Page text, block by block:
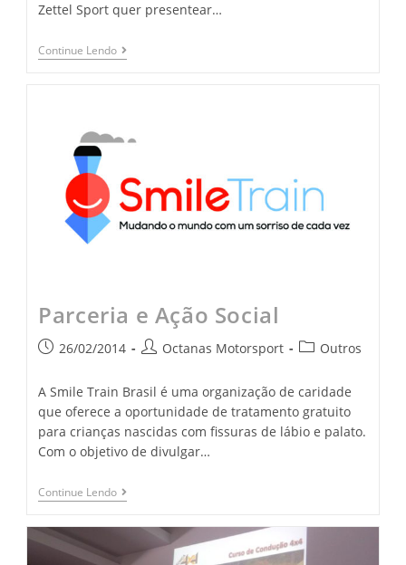
Zettel Sport quer presentear…
Continue Lendo
Parceria e Ação Social
26/02/2014 Octanas Motorsport Outros
A Smile Train Brasil é uma organização de caridade
que oferece a oportunidade de tratamento gratuito
para crianças nascidas com fissuras de lábio e palato.
Com o objetivo de divulgar…
Continue Lendo